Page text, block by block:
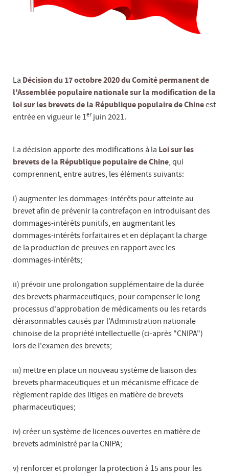
La Décision du 17 octobre 2020 du Comité permanent de
l'Assemblée populaire nationale sur la modification de la
loi sur les brevets de la République populaire de Chineest
entrée en vigueur le 1er juin 2021.
La décision apporte des modifications à la Loi sur les
brevets de la République populaire de Chine, qui
comprennent, entre autres, les éléments suivants:
i) augmenter les dommages-intérêts pour atteinte au
brevet afin de prévenir la contrefaçon en introduisant des
dommages-intérêts punitifs, en augmentant les
dommages-intérêts forfaitaires et en déplaçant la charge
de la production de preuves en rapport avec les
dommages-intérêts;
ii) prévoir une prolongation supplémentaire de la durée
des brevets pharmaceutiques, pour compenser le long
processus d'approbation de médicaments ou les retards
déraisonnables causés par l'Administration nationale
chinoise de la propriété intellectuelle (ci-après "CNIPA")
lors de l'examen des brevets;
iii) mettre en place un nouveau système de liaison des
brevets pharmaceutiques et un mécanisme efficace de
règlement rapide des litiges en matière de brevets
pharmaceutiques;
iv) créer un système de licences ouvertes en matière de
brevets administré par la CNIPA;
v) renforcer et prolonger la protection à 15 ans pour les